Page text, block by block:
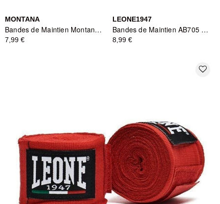
MONTANA
Bandes de Maintien Montana MBB3400 Thaïland Flag - Multicolore
7,99 €
LEONE1947
Bandes de Maintien AB705 Noir - Leone1947
8,99 €
favorite_border